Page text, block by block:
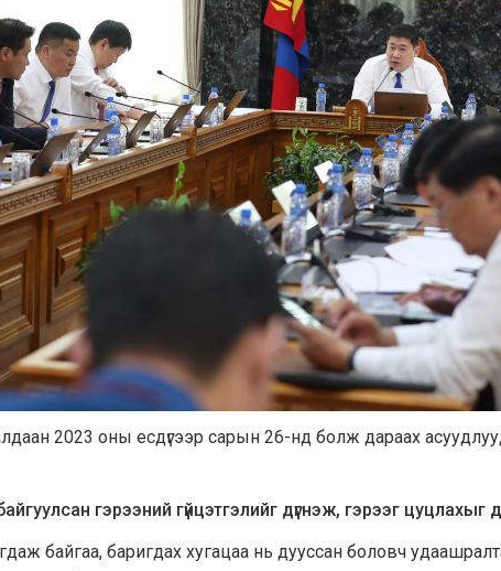
2023 оны есдүгээр сарын 26-нд болж дараах
байгуулсан гэрээний гүйцэтгэлийг дүгнэж, гэрээг цуцлахыг
байгаа, баригдах хугацаа нь дууссан боловч